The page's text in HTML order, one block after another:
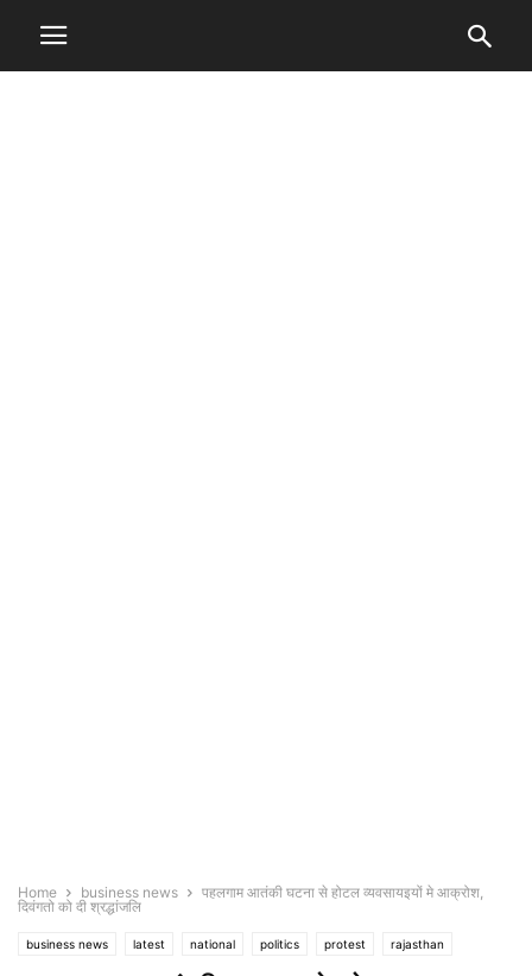
Home business news
पहलगाम आतंकी घटना से होटल व्यवसायइयों मे आक्रोश,
दिवंगतो को दी श्रद्धांजलि
business news latest national politics protest rajasthan